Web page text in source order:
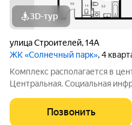
3D-тур
улица Строителей,14А
ЖК «Солнечный парк», 4
Комплекс располагается в
Центральная. Социальная
инфраструктура: рядом с
продуктовые супермаркеты,
Позвонить